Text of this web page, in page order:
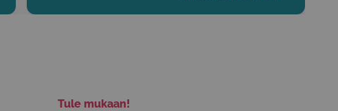
Tule mukaan!